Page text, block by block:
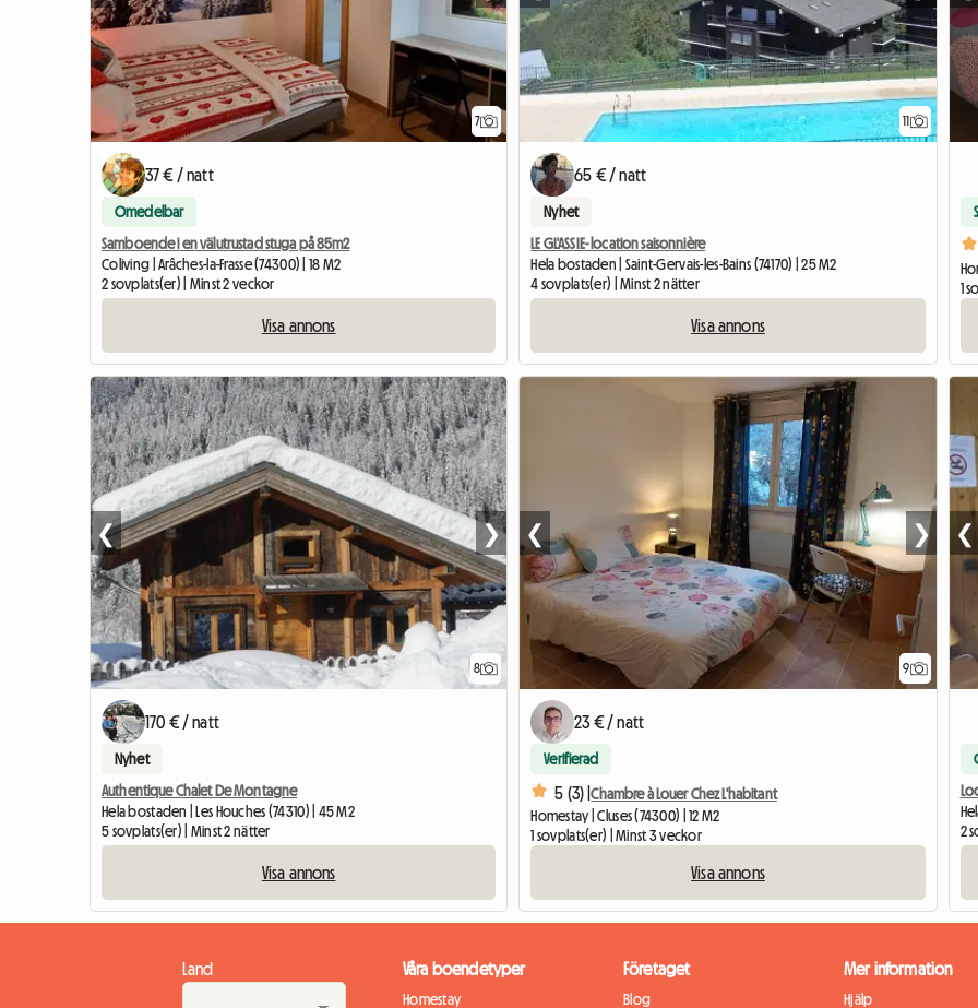
7
37 € / natt
Omedelbar
Samboende i en välutrustad stuga på 85m2
Coliving | Arâches-la-Frasse (74300) | 18 M2
2 sovplats(er) | Minst 2 veckor
Visa annons
11
65 € / natt
Nyhet
LE GL'ASSIE- location saisonnière
Hela bostaden | Saint-Gervais-les-Bains (74170) | 25 M2
4 sovplats(er) | Minst 2 nätter
Visa annons
1
8
❮ ❯
170 € / natt
Nyhet
Authentique Chalet De Montagne
Hela bostaden | Les Houches (74310) | 45 M2
5 sovplats(er) | Minst 2 nätter
Visa annons
9
❮ ❯
23 € / natt
Verifierad
5 (3) |Chambre à Louer Chez L'habitant
Homestay | Cluses (74300) | 12 M2
1 sovplats(er) | Minst 3 veckor
Visa annons
❮
2
Land Våra boendetyper
Homestay
Företaget
Blog
Mer information
Hjälp